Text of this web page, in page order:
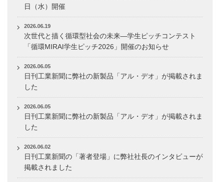
日（水）開催
2026.06.19
次世代と描く循環型社会の未来―学生ピッチコンテスト
「循環MIRAI学生ピッチ2026」開催のお知らせ
2026.06.05
日刊工業新聞に弊社の新製品「アル・デオ」が掲載されま
した
2026.06.05
日刊工業新聞に弊社の新製品「アル・デオ」が掲載されま
した
2026.06.02
日刊工業新聞の「著者登場」に弊社社長のインタビューが
掲載されました